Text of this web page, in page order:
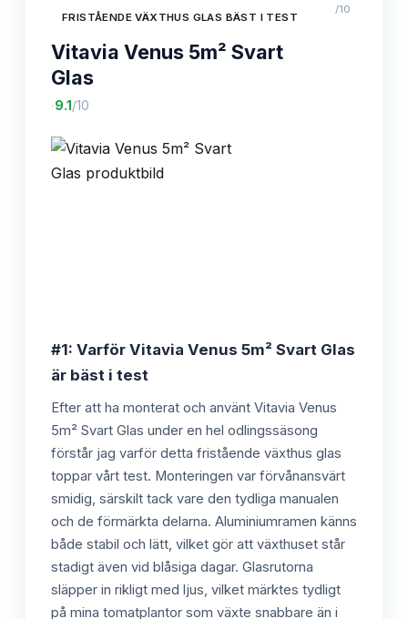
FRISTÅENDE VÄXTHUS GLAS BÄST I TEST
Vitavia Venus 5m² Svart
Glas
·9.1 /10
/10
#1: Varför Vitavia Venus 5m² Svart Glas
är bäst i test
Efter att ha monterat och använt Vitavia Venus
5m² Svart Glas under en hel odlingssäsong
förstår jag varför detta fristående växthus glas
toppar vårt test. Monteringen var förvånansvärt
smidig, särskilt tack vare den tydliga manualen
och de förmärkta delarna. Aluminiumramen känns
både stabil och lätt, vilket gör att växthuset står
stadigt även vid blåsiga dagar. Glasrutorna
släpper in rikligt med ljus, vilket märktes tydligt
på mina tomatplantor som växte snabbare än i